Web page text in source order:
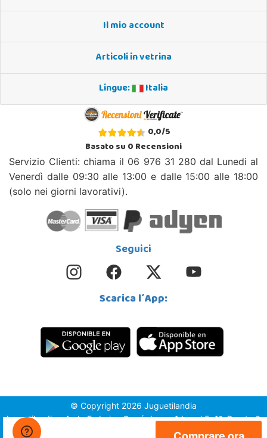
Il mio account
Articoli in vetrina
Lingue:
Italia
0,0/5
Basato su0Recensioni
Servizio Clienti: chiama il 06 976 31 280 dal Lunedi al
Venerdì dalle 09:30 alle 13:00 e dalle 15:00 alle 18:00
(solo nei giorni lavorativi).
Seguici
Scarica l´App:
© Copyright 2026 Juguetilandia
Juguetilandia - Avda.Federico García Lorca 1 Local 5, 1º, Puerta 6,
03509, Finestrat (Alicante)